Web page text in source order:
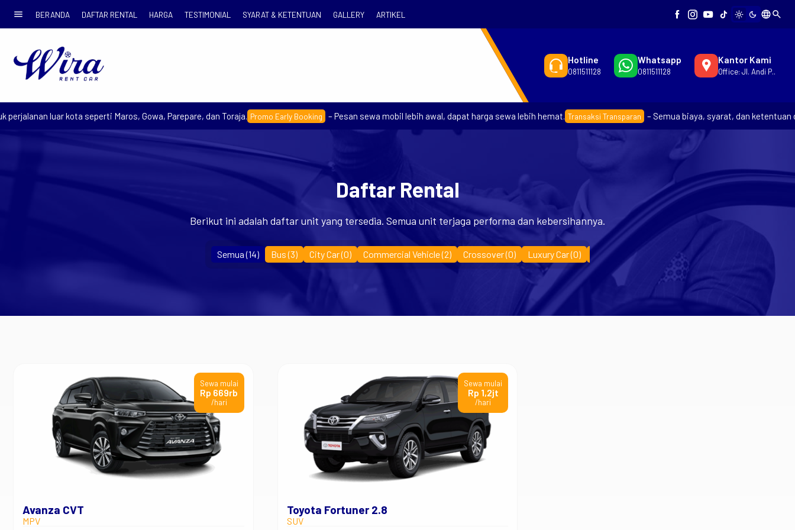
menu BERANDA DAFTAR RENTAL HARGA TESTIMONIAL SYARAT & KETENTUAN GALLERY ARTIKEL light_mode dark_mode languagesearch
Hotline
0811511128
Whatsapp
0811511128
Kantor Kami
Office: Jl. Andi P..
luar kota seperti Maros, Gowa, Parepare, dan Toraja. Promo Early Booking – Pesan sewa mobil lebih awal, dapat harga sewa lebih hemat. Transaksi Transparan – Semua biaya, syarat, dan ketentuan
Daftar Rental
Berikut ini adalah daftar unit yang tersedia. Semua unit terjaga performa dan kebersihannya.
Semua (14) Bus(3) City Car(0) Commercial Vehicle(2) Crossover(0) Luxury Car(0) MPV(7) SUV
Avanza CVT
MPV
Sewa mulai
Rp 669rb
/hari
Toyota Fortuner 2.8
SUV
Sewa mulai
Rp 1,2jt
/hari